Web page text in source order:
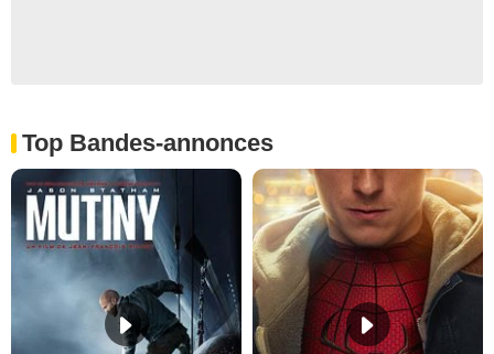
Top Bandes-annonces